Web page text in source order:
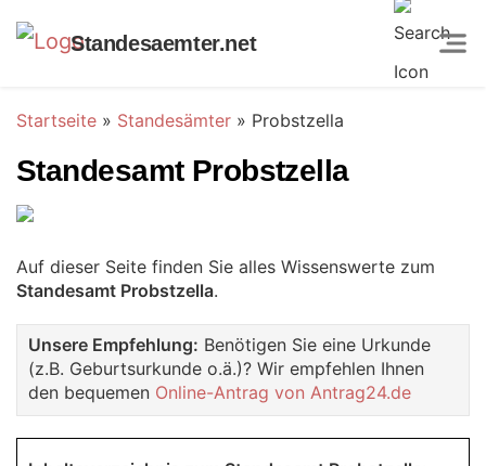
Standesaemter.net
Startseite » Standesämter » Probstzella
Standesamt Probstzella
Auf dieser Seite finden Sie alles Wissenswerte zum
Standesamt Probstzella.
Unsere Empfehlung: Benötigen Sie eine Urkunde
(z.B. Geburtsurkunde o.ä.)? Wir empfehlen Ihnen
den bequemen Online-Antrag von Antrag24.de